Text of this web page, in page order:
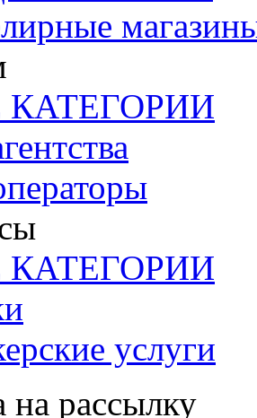
КАТЕГОРИИ
КАТЕГОРИИ
услуги
на рассылку